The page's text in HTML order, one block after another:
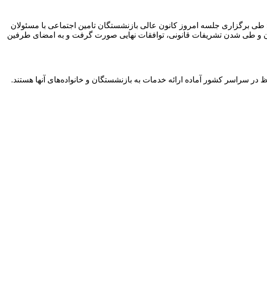
برگزاری جلسه امروز کانون عالی بازنشستگان تامین اجتماعی با مسئولان
و طی شدن تشریفات قانونی، توافقات نهایی صورت گرفت و به امضای طرفین